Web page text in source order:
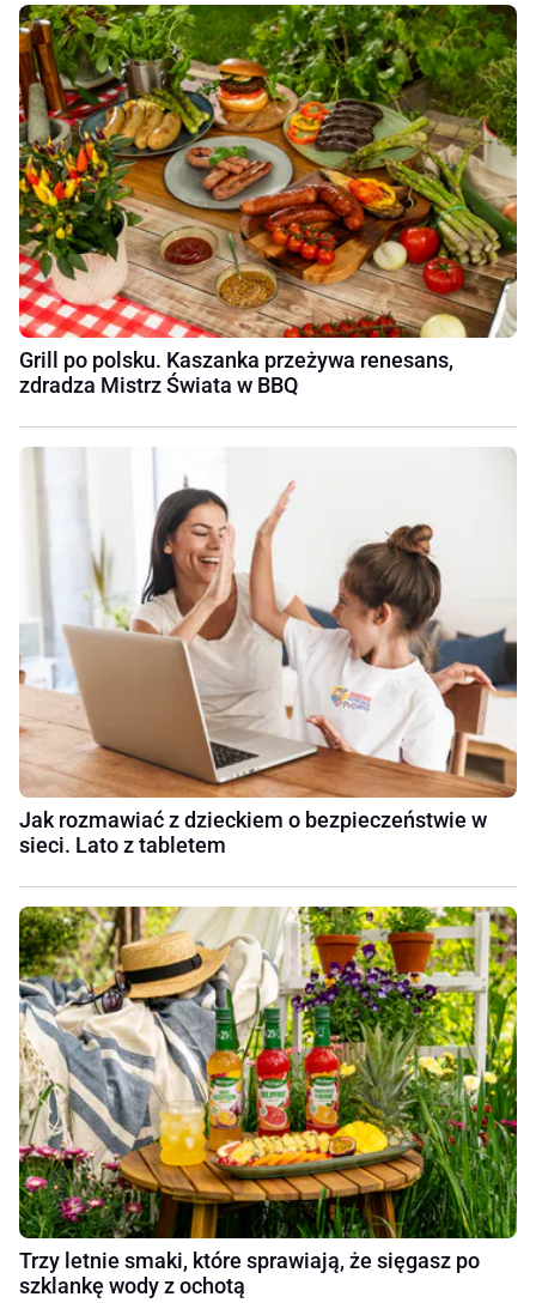
Grill po polsku. Kaszanka przeżywa renesans,
zdradza Mistrz Świata w BBQ
Jak rozmawiać z dzieckiem o bezpieczeństwie w
sieci. Lato z tabletem
Trzy letnie smaki, które sprawiają, że sięgasz po
szklankę wody z ochotą